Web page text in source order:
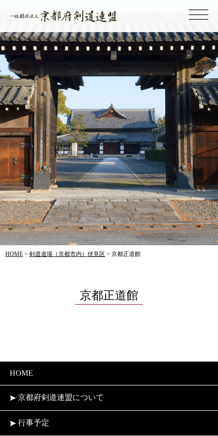
HOME >剣道道場（京都市内）伏見区 >京都正道館
京都正道館
HOME
京都府剣道連盟について
行事予定